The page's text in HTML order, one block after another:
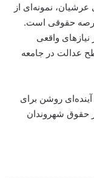
نمونه‌ای از
حقوقی است.
واقعی
عدالت در جامعه
روشن برای
حقوق شهروندان